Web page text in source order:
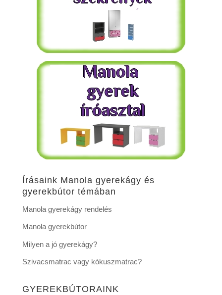
Írásaink Manola gyerekágy és
gyerekbútor témában
Manola gyerekágy rendelés
Manola gyerekbútor
Milyen a jó gyerekágy?
Szivacsmatrac vagy kókuszmatrac?
GYEREKBÚTORAINK